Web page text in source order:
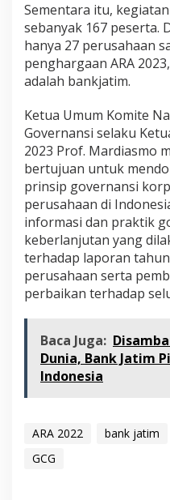
Sementara itu,
sebanyak 167 peserta.
hanya 27 perusahaan
penghargaan ARA
adalah bankjatim.
Ketua Umum Komite
Governansi selaku
2023 Prof. Mardiasmo
bertujuan untuk
prinsip governansi
perusahaan di
informasi dan praktik
keberlanjutan yang
terhadap laporan
perusahaan serta
perbaikan terhadap
Baca Juga:
Dunia, Bank Jatim
Indonesia
ARA 2022 bank jatim
GCG